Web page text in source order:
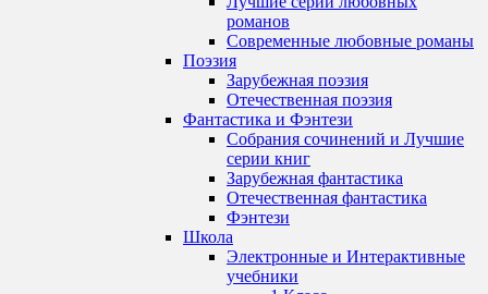
романов
Современные любовные романы
Поэзия
Зарубежная поэзия
Отечественная поэзия
Фантастика и Фэнтези
Собрания сочинений и Лучшие
серии книг
Зарубежная фантастика
Отечественная фантастика
Фэнтези
Школа
Электронные и Интерактивные
учебники